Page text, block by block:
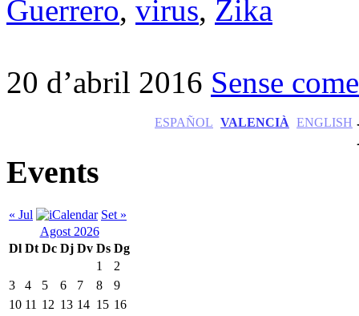
Guerrero, virus, Zika
20 d’abril 2016 Sense
ESPAÑOL VALENCIÀ ENGLISH
Events
« Jul
Set »
Agost 2026
Dl Dt Dc Dj Dv Ds Dg
1
2
3
4 5 6 7 8
9
10 11 12 13 14 15 16